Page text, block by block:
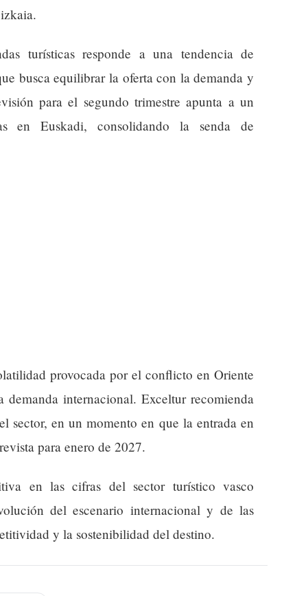
turísticas responde a una tendencia de
busca equilibrar la oferta con la demanda y
para el segundo trimestre apunta a un
en Euskadi, consolidando la senda de
provocada por el conflicto en Oriente
internacional. Exceltur recomienda
sector, en un momento en que la entrada en
para enero de 2027.
en las cifras del sector turístico vasco
del escenario internacional y de las
y la sostenibilidad del destino.